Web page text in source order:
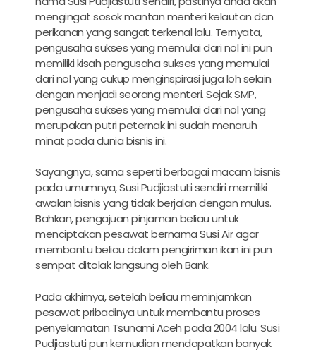
mengingat sosok mantan menteri kelautan dan
perikanan yang sangat terkenal lalu. Ternyata,
pengusaha sukses yang memulai dari nol ini pun
memiliki kisah pengusaha sukses yang memulai
dari nol yang cukup menginspirasi juga loh selain
dengan menjadi seorang menteri. Sejak SMP,
pengusaha sukses yang memulai dari nol yang
merupakan putri peternak ini sudah menaruh
minat pada dunia bisnis ini.
Sayangnya, sama seperti berbagai macam bisnis
pada umumnya, Susi Pudjiastuti sendiri memiliki
awalan bisnis yang tidak berjalan dengan mulus.
Bahkan, pengajuan pinjaman beliau untuk
menciptakan pesawat bernama Susi Air agar
membantu beliau dalam pengiriman ikan ini pun
sempat ditolak langsung oleh Bank.
Pada akhirnya, setelah beliau meminjamkan
pesawat pribadinya untuk membantu proses
penyelamatan Tsunami Aceh pada 2004 lalu. Susi
Pudjiastuti pun kemudian mendapatkan banyak